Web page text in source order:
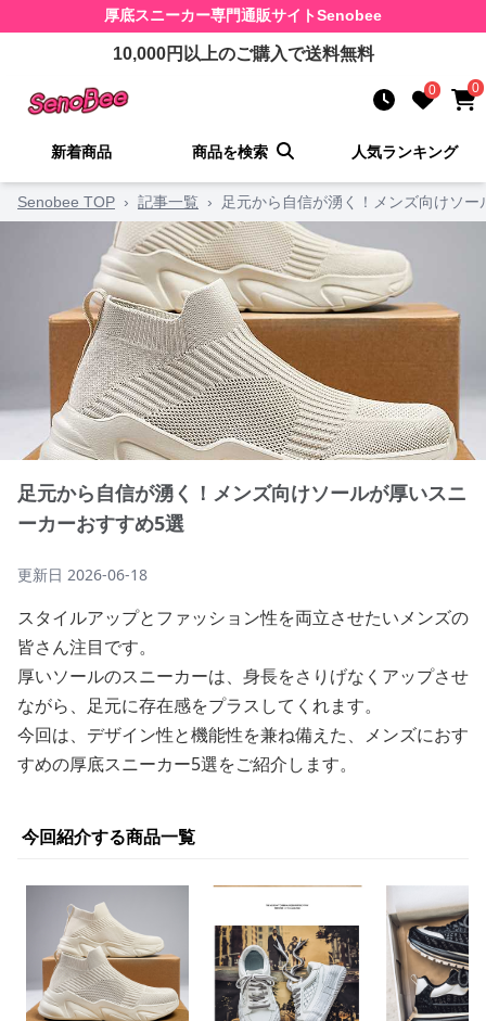
厚底スニーカー専門通販サイトSenobee
10,000円以上のご購入で送料無料
0 0
新着商品 商品を検索 人気ランキング
Senobee TOP › 記事一覧 › 足元から自信が湧く！メンズ向けソ
足元から自信が湧く！メンズ向けソールが厚いスニ
ーカーおすすめ5選
更新日 2026-06-18
スタイルアップとファッション性を両立させたいメンズの
皆さん注目です。
厚いソールのスニーカーは、身長をさりげなくアップさせ
ながら、足元に存在感をプラスしてくれます。
今回は、デザイン性と機能性を兼ね備えた、メンズにおす
すめの厚底スニーカー5選をご紹介します。
今回紹介する商品一覧